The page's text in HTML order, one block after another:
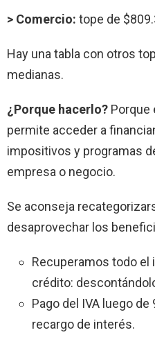
> Comercio: tope de
Hay una tabla con otros
medianas.
¿Porque hacerlo? Porque
permite acceder a
impositivos y programas
empresa o negocio.
Se aconseja
desaprovechar los
Recuperamos todo el
crédito:
Pago del IVA luego
recargo de interés.